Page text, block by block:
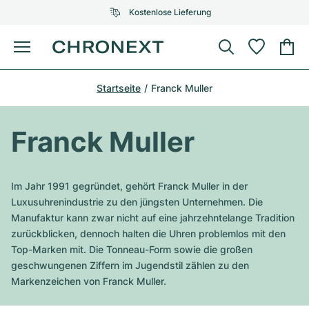
Kostenlose Lieferung
Menü
AUSGEWÄHLTE MARKEN
Alle Rolex Modelle
Top-Modelle
Air-King
Omega
Alle Omega Modelle
Top-Modelle
Patek Philippe
Alle Patek Philippe Modelle
Audemars Piguet
Cartier
Breitling
Schmuck
AUSGEWÄHLTE MARKEN
Tiffany
Louis Vuitton
Gebauer & Gebauer
Van Cleef & Arpels
Neuzugänge
Service
Startseite Franck Muller
Franck Muller
Im Jahr 1991 gegründet, gehört Franck Muller in der
Luxusuhrenindustrie zu den jüngsten Unternehmen. Die
Manufaktur kann zwar nicht auf eine jahrzehntelange Tradition
zurückblicken, dennoch halten die Uhren problemlos mit den
Top-Marken mit. Die Tonneau-Form sowie die großen
geschwungenen Ziffern im Jugendstil zählen zu den
Markenzeichen von Franck Muller.